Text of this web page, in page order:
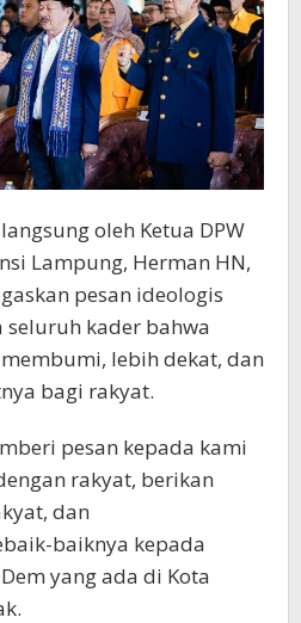
oleh Ketua DPW
Lampung, Herman HN,
pesan ideologis
kader bahwa
lebih dekat, dan
bagi rakyat.
pesan kepada kami
rakyat, berikan
dan
baiknya kepada
yang ada di Kota